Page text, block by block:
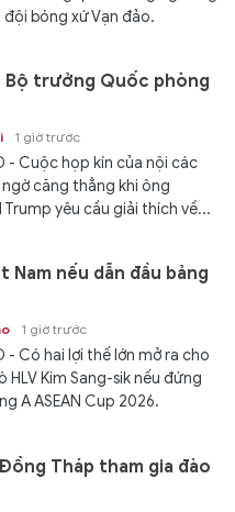
đội bóng xứ Vạn đảo.
trưởng Quốc phòng
1 giờ trước
- Cuộc họp kín của nội các
ngờ căng thẳng khi ông
Trump yêu cầu giải thích về...
nếu dẫn đầu bảng
1 giờ trước
- Có hai lợi thế lớn mở ra cho
HLV Kim Sang-sik nếu đứng
A ASEAN Cup 2026.
Tháp tham gia đào